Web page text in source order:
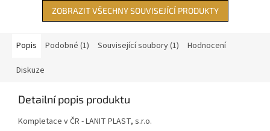
ZOBRAZIT VŠECHNY SOUVISEJÍCÍ PRODUKTY
Popis Podobné (1) Související soubory (1) Hodnocení
Diskuze
Detailní popis produktu
Kompletace v ČR - LANIT PLAST, s.r.o.